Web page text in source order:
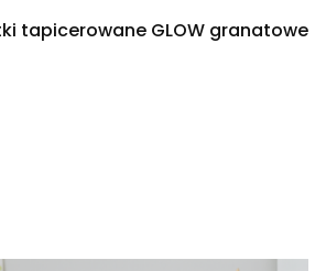
tapicerowane GLOW granatowe